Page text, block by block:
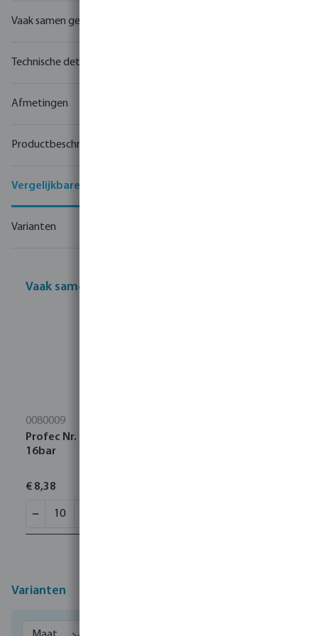
Vaak samen gekocht
Technische details
Afmetingen
Productbeschrijving
Vergelijkbare producten
Varianten
Vaak samen gekocht
0080009
Profec Nr. 90 Knie 90° RVS 316 3/4" binnendraad
16bar
€ 8,38
Varianten